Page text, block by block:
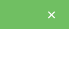
×